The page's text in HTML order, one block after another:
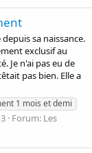
sa naissance.
exclusif au
Je n'ai pas eu de
pas bien. Elle a
1 mois et demi
Forum: Les